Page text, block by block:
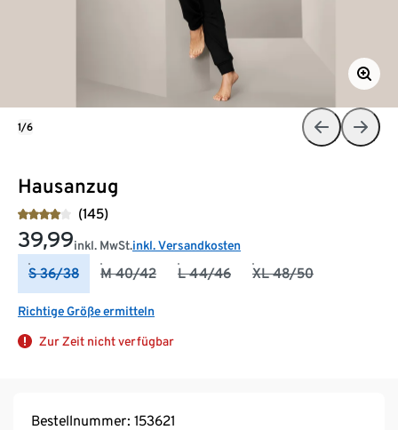
Hausanzug
(145)
39,99inkl. MwSt.inkl. Versandkosten
S 36/38 M 40/42 L 44/46 XL 48/50
Richtige Größe ermitteln
Zur Zeit nicht verfügbar
1/6
Bestellnummer: 153621